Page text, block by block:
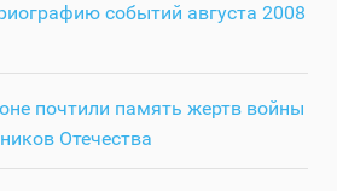
событий августа 2008
почтили память жертв войны
Отечества